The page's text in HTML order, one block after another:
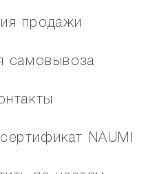
продажи
самовывоза
NAUMI